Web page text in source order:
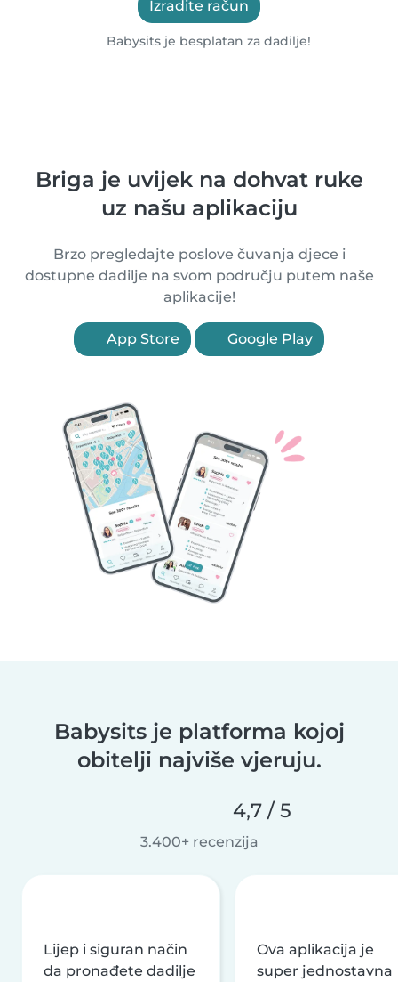
Izradite račun
Babysits je besplatan za dadilje!
Briga je uvijek na dohvat ruke
uz našu aplikaciju
Brzo pregledajte poslove čuvanja djece i
dostupne dadilje na svom području putem naše
aplikacije!
App Store Google Play
Babysits je platforma kojoj
obitelji najviše vjeruju.
4,7 / 5
3.400+ recenzija
Lijep i siguran način
da pronađete dadilje
Ova aplikacija je
super jednostavna